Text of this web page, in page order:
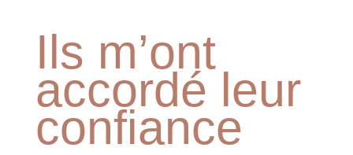
Ils m’ont
accordé leur
confiance